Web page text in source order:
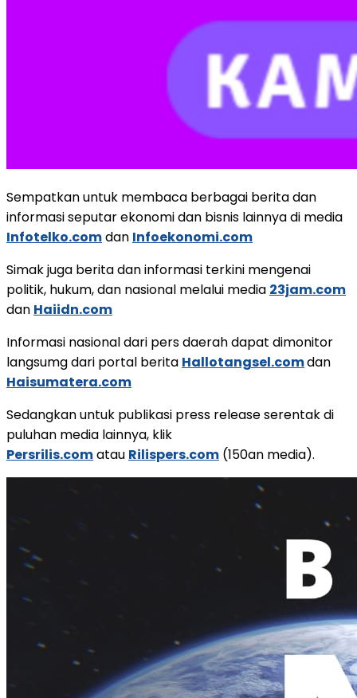
Sempatkan untuk membaca berbagai berita dan
informasi seputar ekonomi dan bisnis lainnya di media
Infotelko.comdan Infoekonomi.com
Simak juga berita dan informasi terkini mengenai
politik, hukum, dan nasional melalui media 23jam.com
dan Haiidn.com
Informasi nasional dari pers daerah dapat dimonitor
langsumg dari portal berita Hallotangsel.comdan
Haisumatera.com
Sedangkan untuk publikasi press release serentak di
puluhan media lainnya, klik
Persrilis.comatau Rilispers.com (150an media).